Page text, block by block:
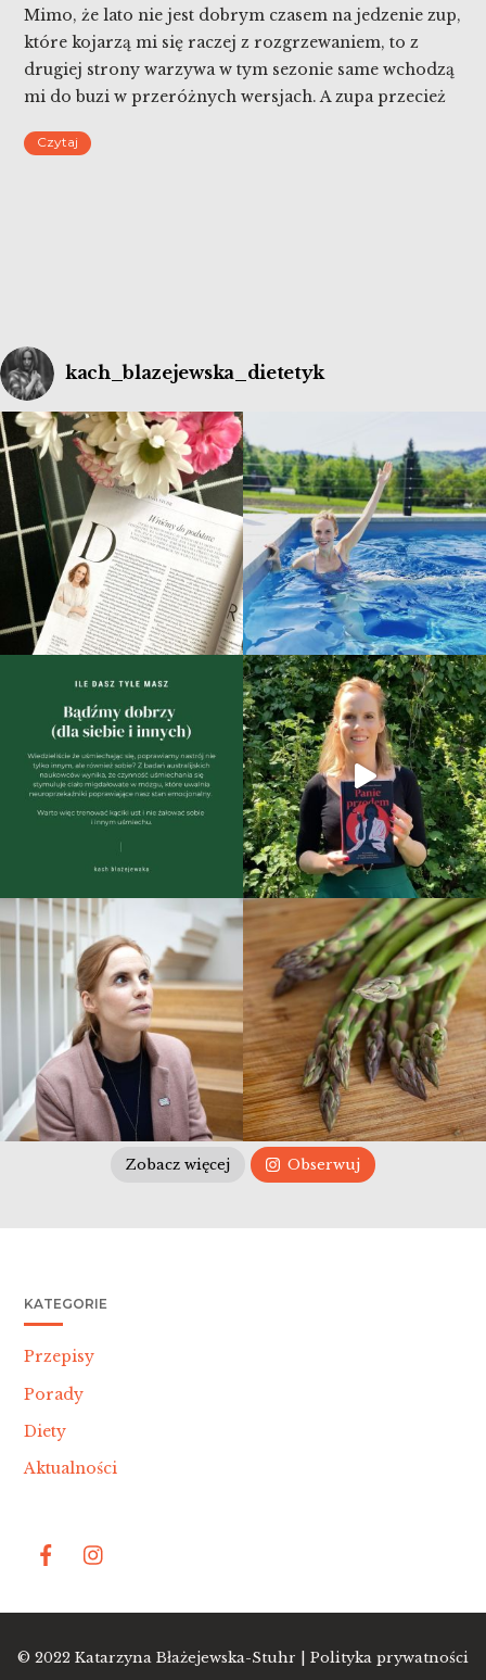
Mimo, że lato nie jest dobrym czasem na jedzenie zup,
które kojarzą mi się raczej z rozgrzewaniem, to z
drugiej strony warzywa w tym sezonie same wchodzą
mi do buzi w przeróżnych wersjach. A zupa przecież
esencja słodyczy lata.
Czytaj
kach_blazejewska_dietetyk
Zobacz więcej Obserwuj
To
KATEGORIE
Przepisy
Porady
Diety
Aktualności
© 2022 Katarzyna Błażejewska-Stuhr | Polityka prywatności